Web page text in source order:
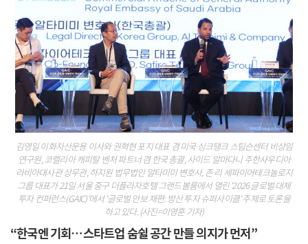
김영일 이화자산운용 이사와 권혁현 포지 대표 겸 미국 싱크탱크 스팀슨센터 비상임
연구원, 코렐리아 캐피탈 벤처 파트너 겸 한국 총괄, 사이드 알마다니 주한사우디아
라비아대사관 상무관, 하지원 법무법인 알타미미 변호사, 존 리 세파이어테크놀로지
그룹 대표가 21일 서울 중구 더플라자호텔 그랜드볼룸에서 열린 '2026 글로벌 대체
투자 컨퍼런스(GAIC)'에서 '글로벌 안보 재편: 방산 투자 슈퍼사이클' 주제로 토론을
하고 있다. (사진=이영훈 기자)
“한국엔 기회…스타트업 숨쉴 공간 만들 의지가 먼저”